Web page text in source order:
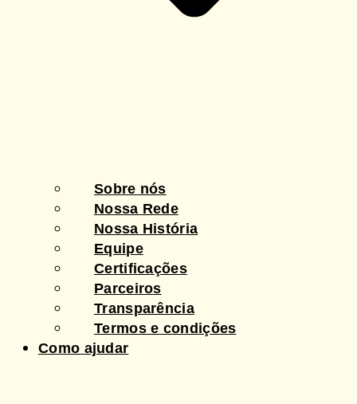
Sobre nós
Nossa Rede
Nossa História
Equipe
Certificações
Parceiros
Transparência
Termos e condições
Como ajudar